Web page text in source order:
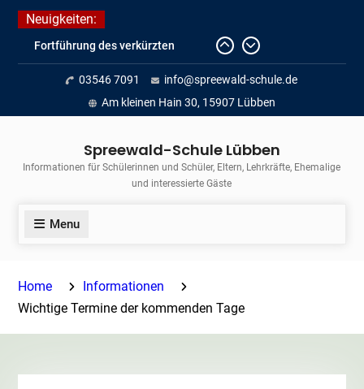
Skip
content
Neuigkeiten:
Fortführung des verkürzten
Unterrichts aufgrund der hohen
Temperaturen (22.06. bis
voraussichtlich zum 26.06.2026)
Journalismus hautnah
Insellauf 2026
03546 7091
info@spreewald-schule.de
Am kleinen Hain 30, 15907 Lübben
Spreewald-Schule Lübben
Informationen für Schülerinnen und Schüler, Eltern, Lehrkräfte, Ehemalige
und interessierte Gäste
Menu
Home
Informationen
Wichtige Termine der kommenden Tage